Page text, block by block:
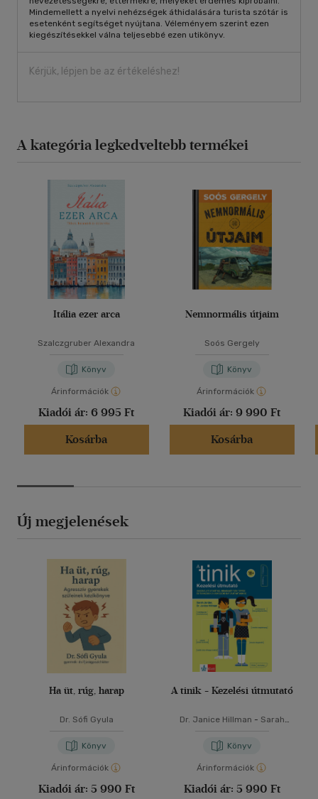
Mindemellett a nyelvi nehézségek áthidalására turista szótár is
esetenként segítséget nyújtana. Véleményem szerint ezen
kiegészítésekkel válna teljesebbé ezen utikönyv.
Kérjük, lépjen be az értékeléshez!
A kategória legkedveltebb termékei
Itália ezer arca
Szalczgruber Alexandra
Könyv
Árinformációk
Kiadói ár: 6 995 Ft
Kosárba
Nemnormális útjaim
Soós Gergely
Könyv
Árinformációk
Kiadói ár: 9 990 Ft
Kosárba
Új megjelenések
Ha üt, rúg, harap
Dr. Sófi Gyula
Könyv
Árinformációk
Kiadói ár: 5 990 Ft
A tinik - Kezelési útmutató
Dr. Janice Hillman - Sarah
Könyv
Árinformációk
Kiadói ár: 5 990 Ft